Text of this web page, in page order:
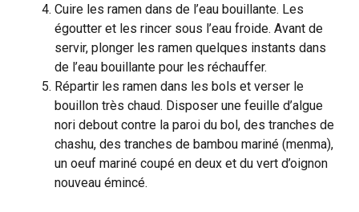
Cuire les ramen dans de l’eau bouillante. Les
égoutter et les rincer sous l’eau froide. Avant de
servir, plonger les ramen quelques instants dans
de l’eau bouillante pour les réchauffer.
Répartir les ramen dans les bols et verser le
bouillon très chaud. Disposer une feuille d’algue
nori debout contre la paroi du bol, des tranches de
chashu, des tranches de bambou mariné (menma),
un oeuf mariné coupé en deux et du vert d’oignon
nouveau émincé.